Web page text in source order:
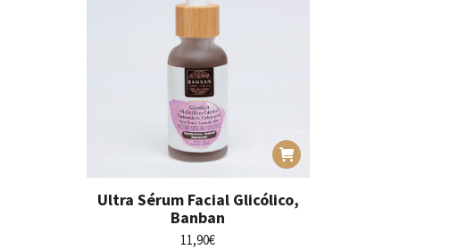
Ultra Sérum Facial Glicólico,
Banban
11,90€